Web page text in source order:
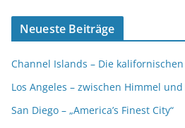
Neueste Beiträge
Channel Islands – Die
Los Angeles – zwischen Himmel
San Diego – „America’s Finest City“